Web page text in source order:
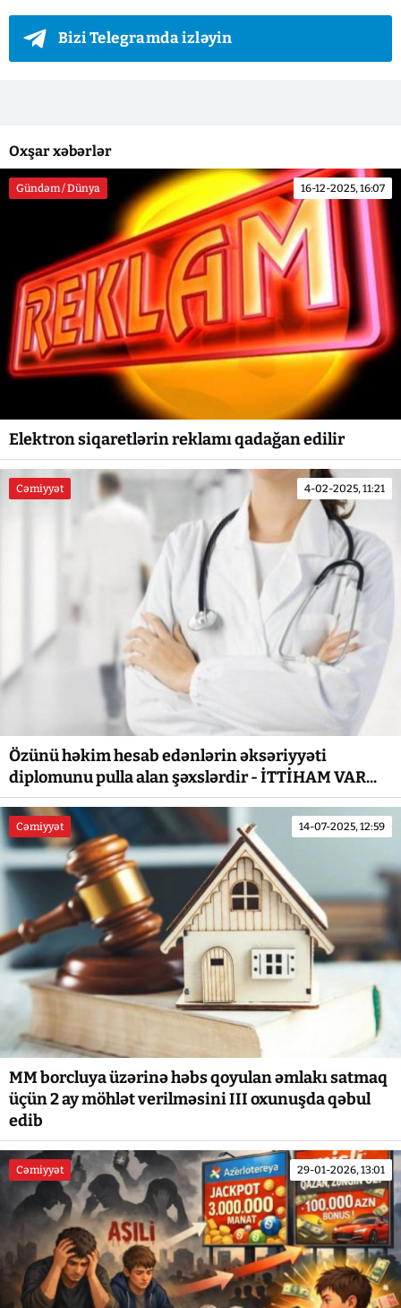
Bizi Telegramda izləyin
Oxşar xəbərlər
Gündəm / Dünya 16-12-2025, 16:07
Elektron siqaretlərin reklamı qadağan edilir
Cəmiyyət 4-02-2025, 11:21
Özünü həkim hesab edənlərin əksəriyyəti
diplomunu pulla alan şəxslərdir - İTTİHAM VAR...
Cəmiyyət 14-07-2025, 12:59
MM borcluya üzərinə həbs qoyulan əmlakı satmaq
üçün 2 ay möhlət verilməsini III oxunuşda qəbul
edib
Cəmiyyət 29-01-2026, 13:01